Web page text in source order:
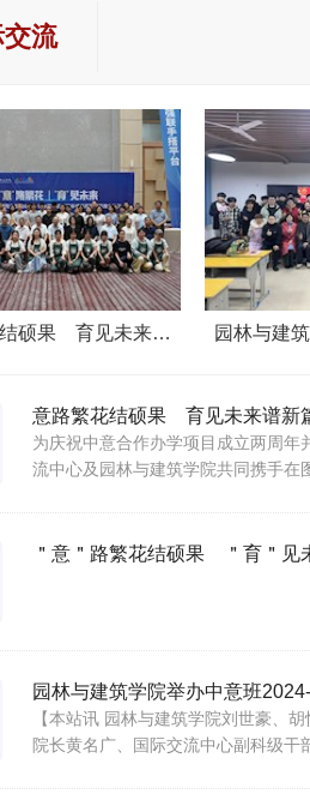
交流
结硕果 育见未来… 园林与建
意路繁花结硕果 育见未来谱新
为庆祝中意合作办学项目成立两周
流中心及园林与建筑学院共同携手在
＂意＂路繁花结硕果 ＂育＂见
园林与建筑学院举办中意班
【本站讯 园林与建筑学院刘世豪、
院长黄名广、国际交流中心副科级